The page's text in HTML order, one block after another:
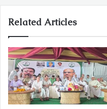
Related Articles